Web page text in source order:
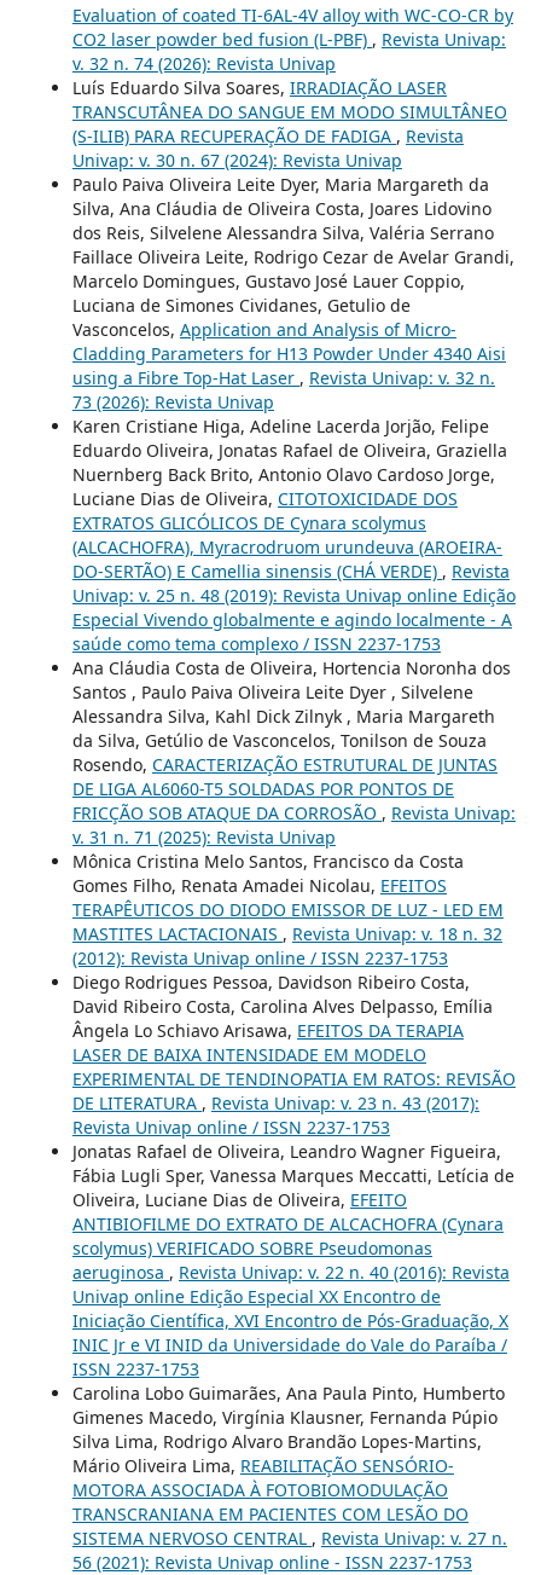
Evaluation of coated TI-6AL-4V alloy with WC-CO-CR by
CO2 laser powder bed fusion (L-PBF) , Revista Univap:
v. 32 n. 74 (2026): Revista Univap
Luís Eduardo Silva Soares, IRRADIAÇÃO LASER
TRANSCUTÂNEA DO SANGUE EM MODO SIMULTÂNEO
(S-ILIB) PARA RECUPERAÇÃO DE FADIGA , Revista
Univap: v. 30 n. 67 (2024): Revista Univap
Paulo Paiva Oliveira Leite Dyer, Maria Margareth da
Silva, Ana Cláudia de Oliveira Costa, Joares Lidovino
dos Reis, Silvelene Alessandra Silva, Valéria Serrano
Faillace Oliveira Leite, Rodrigo Cezar de Avelar Grandi,
Marcelo Domingues, Gustavo José Lauer Coppio,
Luciana de Simones Cividanes, Getulio de
Vasconcelos, Application and Analysis of Micro-
Cladding Parameters for H13 Powder Under 4340 Aisi
using a Fibre Top-Hat Laser , Revista Univap: v. 32 n.
73 (2026): Revista Univap
Karen Cristiane Higa, Adeline Lacerda Jorjão, Felipe
Eduardo Oliveira, Jonatas Rafael de Oliveira, Graziella
Nuernberg Back Brito, Antonio Olavo Cardoso Jorge,
Luciane Dias de Oliveira, CITOTOXICIDADE DOS
EXTRATOS GLICÓLICOS DE Cynara scolymus
(ALCACHOFRA), Myracrodruom urundeuva (AROEIRA-
DO-SERTÃO) E Camellia sinensis (CHÁ VERDE) , Revista
Univap: v. 25 n. 48 (2019): Revista Univap online Edição
Especial Vivendo globalmente e agindo localmente - A
saúde como tema complexo / ISSN 2237-1753
Ana Cláudia Costa de Oliveira, Hortencia Noronha dos
Santos , Paulo Paiva Oliveira Leite Dyer , Silvelene
Alessandra Silva, Kahl Dick Zilnyk , Maria Margareth
da Silva, Getúlio de Vasconcelos, Tonilson de Souza
Rosendo, CARACTERIZAÇÃO ESTRUTURAL DE JUNTAS
DE LIGA AL6060-T5 SOLDADAS POR PONTOS DE
FRICÇÃO SOB ATAQUE DA CORROSÃO , Revista Univap:
v. 31 n. 71 (2025): Revista Univap
Mônica Cristina Melo Santos, Francisco da Costa
Gomes Filho, Renata Amadei Nicolau, EFEITOS
TERAPÊUTICOS DO DIODO EMISSOR DE LUZ - LED EM
MASTITES LACTACIONAIS , Revista Univap: v. 18 n. 32
(2012): Revista Univap online / ISSN 2237-1753
Diego Rodrigues Pessoa, Davidson Ribeiro Costa,
David Ribeiro Costa, Carolina Alves Delpasso, Emília
Ângela Lo Schiavo Arisawa, EFEITOS DA TERAPIA
LASER DE BAIXA INTENSIDADE EM MODELO
EXPERIMENTAL DE TENDINOPATIA EM RATOS: REVISÃO
DE LITERATURA , Revista Univap: v. 23 n. 43 (2017):
Revista Univap online / ISSN 2237-1753
Jonatas Rafael de Oliveira, Leandro Wagner Figueira,
Fábia Lugli Sper, Vanessa Marques Meccatti, Letícia de
Oliveira, Luciane Dias de Oliveira, EFEITO
ANTIBIOFILME DO EXTRATO DE ALCACHOFRA (Cynara
scolymus) VERIFICADO SOBRE Pseudomonas
aeruginosa , Revista Univap: v. 22 n. 40 (2016): Revista
Univap online Edição Especial XX Encontro de
Iniciação Científica, XVI Encontro de Pós-Graduação, X
INIC Jr e VI INID da Universidade do Vale do Paraíba /
ISSN 2237-1753
Carolina Lobo Guimarães, Ana Paula Pinto, Humberto
Gimenes Macedo, Virgínia Klausner, Fernanda Púpio
Silva Lima, Rodrigo Alvaro Brandão Lopes-Martins,
Mário Oliveira Lima, REABILITAÇÃO SENSÓRIO-
MOTORA ASSOCIADA À FOTOBIOMODULAÇÃO
TRANSCRANIANA EM PACIENTES COM LESÃO DO
SISTEMA NERVOSO CENTRAL , Revista Univap: v. 27 n.
56 (2021): Revista Univap online - ISSN 2237-1753